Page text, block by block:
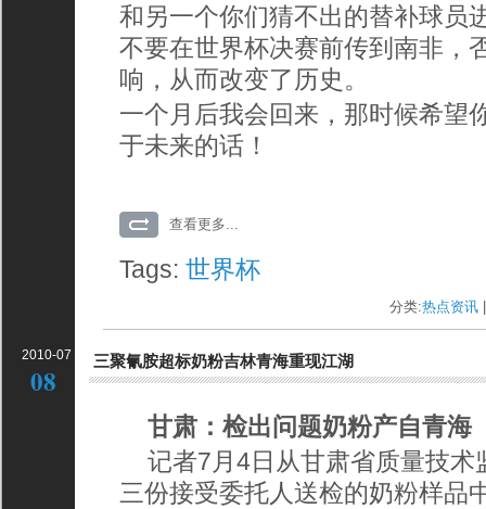
和另一个你们猜不出的替补球员
不要在世界杯决赛前传到南非，
响，从而改变了历史。
一个月后我会回来，那时候希望
于未来的话！
查看更多...
Tags:世界杯
分类:热点资讯
2010-07
08
三聚氰胺超标奶粉吉林青海重现江湖
甘肃：检出问题奶粉产自青海
记者7月4日从甘肃省质量技
三份接受委托人送检的奶粉样品